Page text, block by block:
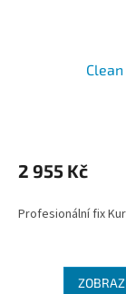
2 955 Kč
Profesionální fix